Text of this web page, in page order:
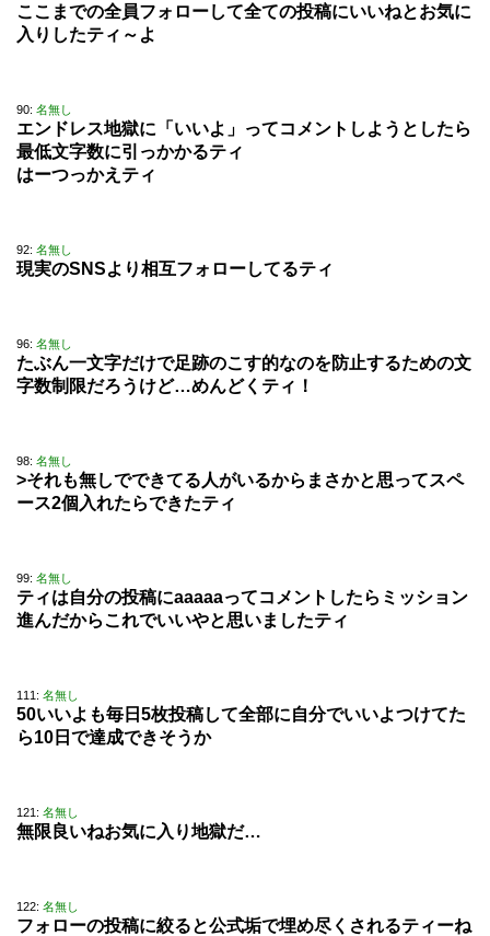
ここまでの全員フォローして全ての投稿にいいねとお気に
入りしたティ～よ
90: 名無し
エンドレス地獄に「いいよ」ってコメントしようとしたら
最低文字数に引っかかるティ
はーつっかえティ
92: 名無し
現実のSNSより相互フォローしてるティ
96: 名無し
たぶん一文字だけで足跡のこす的なのを防止するための文
字数制限だろうけど…めんどくティ！
98: 名無し
>それも無しでできてる人がいるからまさかと思ってスペ
ース2個入れたらできたティ
99: 名無し
ティは自分の投稿にaaaaaってコメントしたらミッション
進んだからこれでいいやと思いましたティ
111: 名無し
50いいよも毎日5枚投稿して全部に自分でいいよつけてた
ら10日で達成できそうか
121: 名無し
無限良いねお気に入り地獄だ…
122: 名無し
フォローの投稿に絞ると公式垢で埋め尽くされるティーね